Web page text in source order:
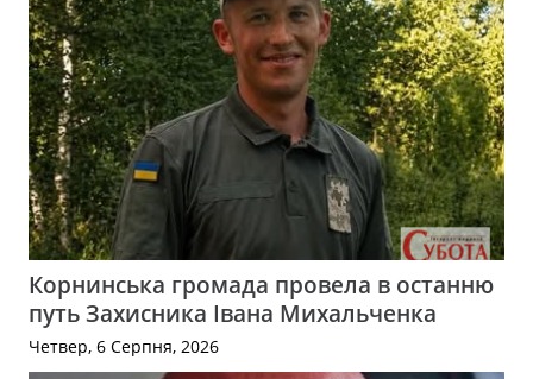
Корнинська громада провела в останню
путь Захисника Івана Михальченка
Четвер, 6 Серпня, 2026